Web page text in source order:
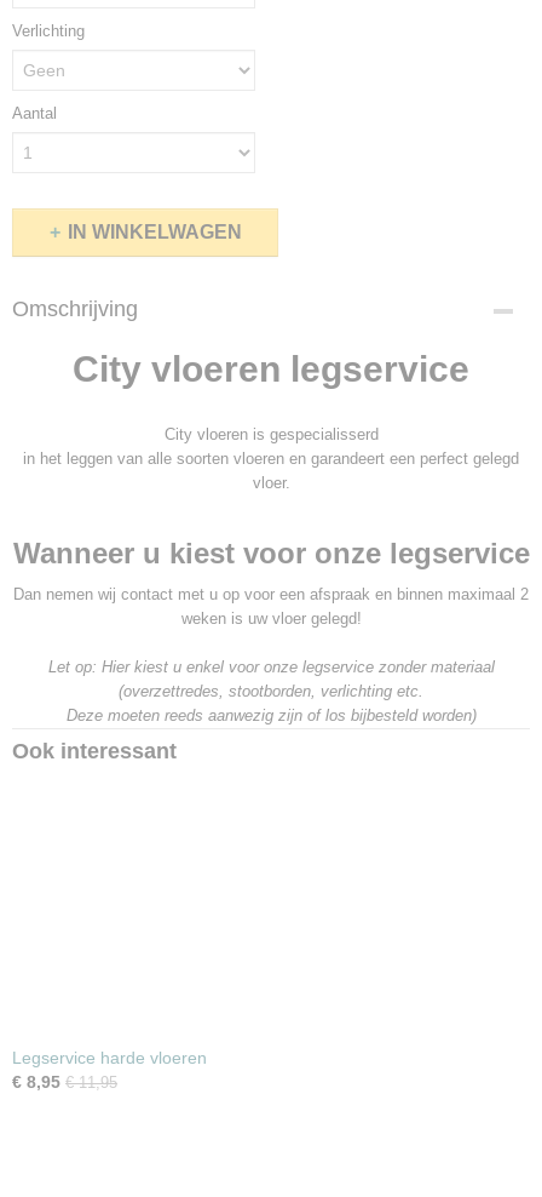
Verlichting
Aantal
IN WINKELWAGEN
Omschrijving
City vloeren legservice
City vloeren is gespecialisserd
in het leggen van alle soorten vloeren en garandeert een perfect gelegd
vloer.
Wanneer u kiest voor onze legservice
Dan nemen wij contact met u op voor een afspraak en binnen maximaal 2
weken is uw vloer gelegd!
Let op: Hier kiest u enkel voor onze legservice zonder materiaal
(overzettredes, stootborden, verlichting etc.
Deze moeten reeds aanwezig zijn of los bijbesteld worden)
Ook interessant
Legservice harde vloeren
€ 8,95 € 11,95